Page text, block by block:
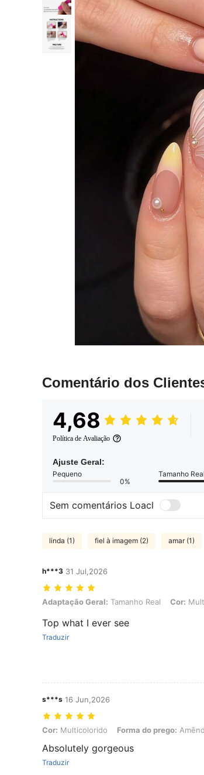
Comentário dos
4,68
Política de Avaliação
Ajuste Geral:
Pequeno
0%
Tamanho Real
Sem comentários Loacl
linda (1) fiel à imagem (2) amar (1)
h***3 31 Jul,2026
Adaptação Geral: Tamanho Real, Cor:
Adaptação Geral: Tamanho Real Cor:
Top what I ever see
Traduzir
s***s 16 Jun,2026
Cor: Multicolorido, Forma do prego: Amêndoa
Cor: Multicolorido Forma do prego:
Absolutely gorgeous
Traduzir